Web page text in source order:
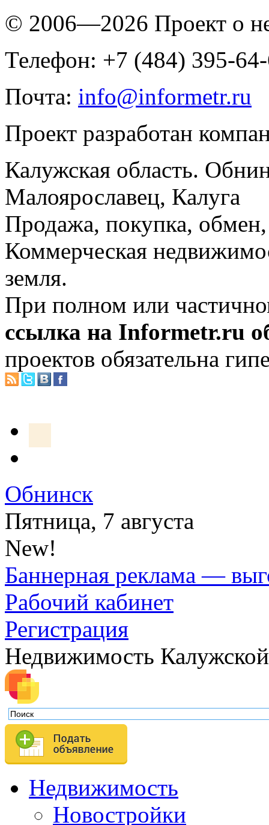
© 2006—2026 Проект о
Телефон: +7 (484) 395-
Почта: info@informetr.ru
Проект разработан
Калужская область.
Малоярославец, Калуга
Продажа, покупка, обмен,
Коммерческая
земля.
При полном или
ссылка на Informetr.ru
проектов обязательна
Обнинск
Пятница, 7 августа
New!
Баннерная реклама —
Рабочий кабинет
Регистрация
Недвижимость
Недвижимость
Новостройки